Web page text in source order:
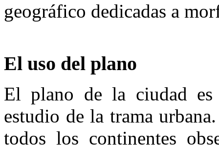
geográfico dedicadas a
El uso del plano
El plano de la ciudad es
estudio de la trama
todos los continentes